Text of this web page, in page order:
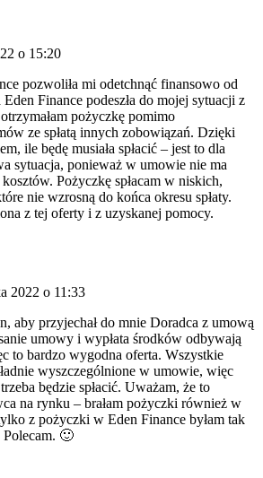
o 15:20
pozwoliła mi odetchnąć finansowo od
Finance podeszła do mojej sytuacji z
pożyczkę pomimo
ze spłatą innych zobowiązań. Dzięki
ile będę musiała spłacić – jest to dla
sytuacja, ponieważ w umowie nie ma
Pożyczkę spłacam w niskich,
nie wzrosną do końca okresu spłaty.
z tej oferty i z uzyskanej pomocy.
2022 o 11:33
aby przyjechał do mnie Doradca z umową
umowy i wypłata środków odbywają
to bardzo wygodna oferta. Wszystkie
wyszczególnione w umowie, więc
będzie spłacić. Uważam, że to
na rynku – brałam pożyczki również w
z pożyczki w Eden Finance byłam tak
🙂